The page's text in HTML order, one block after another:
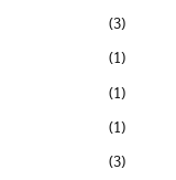
(3)
(1)
(1)
(1)
(3)